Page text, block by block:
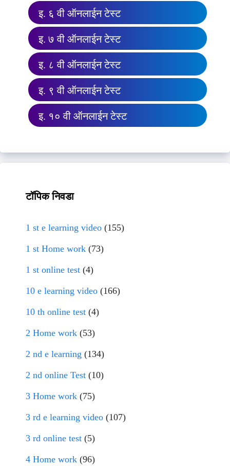
इ. ६ वी ऑनलाईन टेस्ट
इ. ७ वी ऑनलाईन टेस्ट
इ. ८ वी ऑनलाईन टेस्ट
इ. ९ वी ऑनलाईन टेस्ट
इ. १० वी ऑनलाईन टेस्ट
टॉपिक निवडा
1 st e learning video (155)
1 st Home work (73)
1 st online test (4)
10 e learning video (166)
10 th online test (4)
2 Home work (53)
2 nd e learning (134)
2 nd online Test (10)
3 Home work (75)
3 rd e learning video (107)
3 rd online test (5)
4 Home work (96)